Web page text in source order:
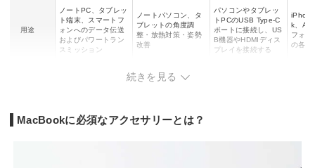
用途
ノートPC、タブレッ
ト端末、スマートフ
ォンへのデータ伝送
およびパワートラン
スミッション
ノートパソコン、タ
ブレットの角度調
整・放熱対策・姿勢
改善
パソコンやタブレッ
トPCのUSB Type-C
ポートに接続し、US
B機器やHDMIディス
プレイを接続する
k、
フォン
の各種
厚さ3mm
続きを見る
MacBookに必須なアクセサリーとは？